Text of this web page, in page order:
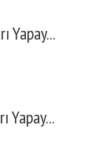
Yapay...
Yapay...